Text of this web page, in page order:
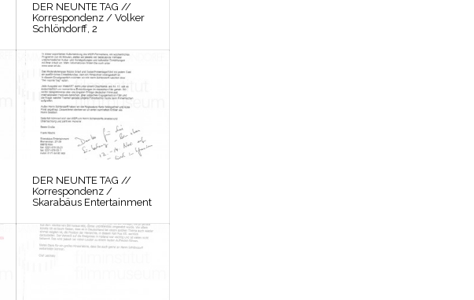
DER NEUNTE TAG //
Korrespondenz / Volker
Schlöndorff, 2
DER NEUNTE TAG //
Korrespondenz /
Skarabäus Entertainment